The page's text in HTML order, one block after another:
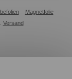
Magnetfolie
Versand